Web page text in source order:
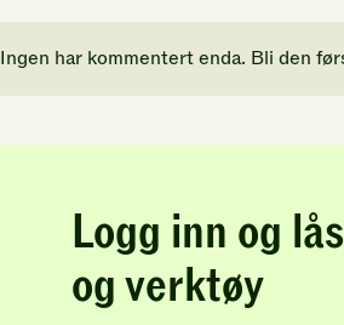
Ingen har kommentert enda. Bli den
Logg inn og
og verktøy